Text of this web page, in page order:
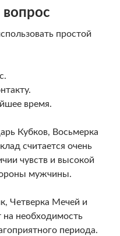
простой
время.
Кубков, Восьмерка
считается очень
чувств и высокой
мужчины.
Четверка Мечей и
необходимость
периода.